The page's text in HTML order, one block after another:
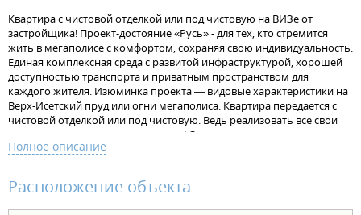
Квартира с чистовой отделкой или под чистовую на ВИЗе от
застройщика! Проект-достояние «Русь» - для тех, кто стремится
жить в мегаполисе с комфортом, сохраняя свою индивидуальность.
Единая комплексная среда с развитой инфраструктурой, хорошей
доступностью транспорта и приватным пространством для
каждого жителя. Изюминка проекта — видовые характеристики на
Верх-Исетский пруд или огни мегаполиса. Квартира передается с
чистовой отделкой или под чистовую. Ведь реализовать все свои
идеи в интерьере - это так здорово! Отделка под чистовую - потолок
без отделки, стяжка на полу под финишную отделку, штукатурка на
комплект санфаянса (унитаз, раковина). В чистовой отделке -
натяжной потолок, ламинат, обои виниловые на флизелиновой
основе, установлены межкомнатные двери и электрофурнитура. В
Полное описание
Расположение объекта